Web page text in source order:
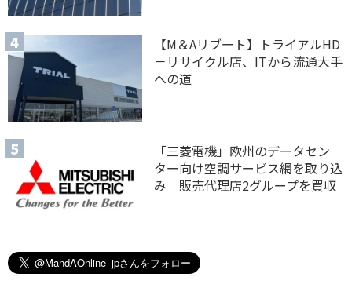
【M＆Aリブート】トライアルHD
－リサイクル店、ITから流通大手
への道
「三菱電機」欧州のデータセン
ター向け空調サービス網を取り込
み 販売代理店2グループを買収